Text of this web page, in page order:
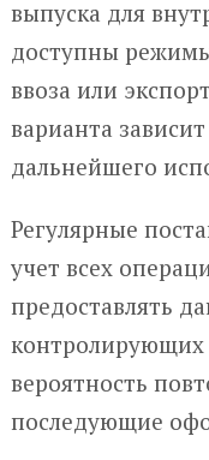
выпуска для
доступны
ввоза или
варианта
дальнейшего
Регулярные
учет всех
предоставлять
контролирующих
вероятность
последующие